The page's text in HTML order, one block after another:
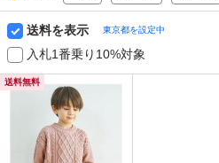
送料を表示 東京都を設定中
入札1番乗り10%対象
送料無料